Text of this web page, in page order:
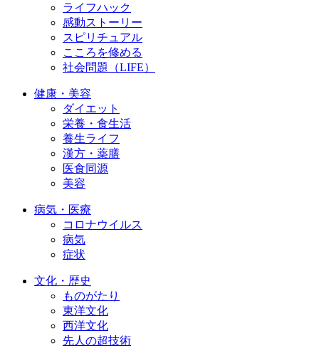
ライフハック
感動ストーリー
スピリチュアル
こころを修める
社会問題（LIFE）
健康・美容
ダイエット
栄養・食生活
養生ライフ
漢方・薬膳
医食同源
美容
病気・医療
コロナウイルス
病気
症状
文化・歴史
ものがたり
東洋文化
西洋文化
先人の超技術